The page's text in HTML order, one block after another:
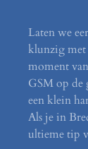
Laten we
klunzig met
moment
GSM op de
een klein
Als je in
ultieme tip